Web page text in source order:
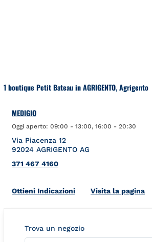
1 boutique Petit Bateau in AGRIGENTO, Agrigento
MEDIGIO
Oggi aperto: 09:00 - 13:00, 16:00 - 20:30
Via Piacenza 12
92024 AGRIGENTO AG
371 467 4160
Ottieni IndicazioniLink Opens in New Tab
Visita la pagina
Trova un negozio